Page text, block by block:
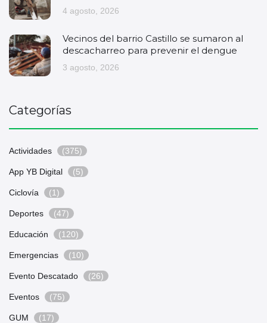
4 agosto, 2026
Vecinos del barrio Castillo se sumaron al
descacharreo para prevenir el dengue
3 agosto, 2026
Categorías
Actividades (375)
App YB Digital (5)
Ciclovía (1)
Deportes (47)
Educación (120)
Emergencias (10)
Evento Descatado (26)
Eventos (75)
GUM (17)